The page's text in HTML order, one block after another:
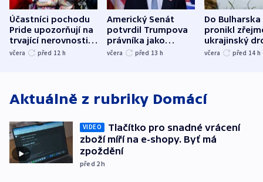
Účastníci pochodu
Pride upozorňují na
trvající nerovnosti i
společenskou
včera před 12 h
Americký Senát
potvrdil Trumpova
právníka jako
ministra
včera před 13 h
Do Bulharska
pronikl
ukrajinský
explodoval
včera před 14 h
Aktuálně z rubriky Domácí
VIDEO
Tlačítko pro snadné vrácení
zboží míří na e-shopy. Byť má
zpoždění
před 2h